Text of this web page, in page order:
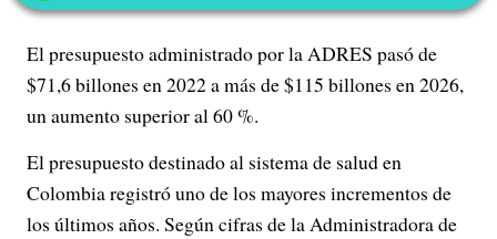
El presupuesto administrado por la ADRES pasó de
$71,6 billones en 2022 a más de $115 billones en 2026,
un aumento superior al 60 %.
El presupuesto destinado al sistema de salud en
Colombia registró uno de los mayores incrementos de
los últimos años. Según cifras de la Administradora de